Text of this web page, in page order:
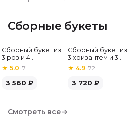
Сборные букеты
Сборный букет из
3 роз и 4
альстромерий
★ 5.0· 7
3 560 ₽
Хит
Сборный букет из
3 хризантем и 3
альстромерий
★ 4.9· 72
3 720 ₽
Смотреть все→